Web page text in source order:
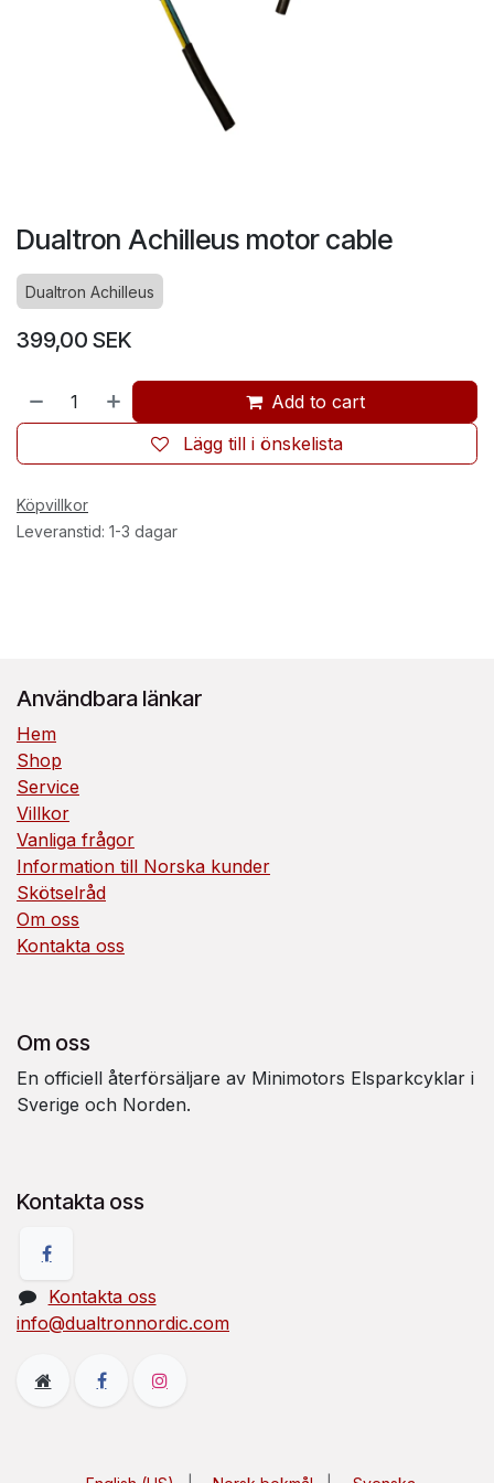
Dualtron Achilleus motor cable
Dualtron Achilleus
399,00 SEK
Add to cart
Lägg till i önskelista
Köpvillkor
Leveranstid: 1-3 dagar
Användbara länkar
Hem
Shop
Service
Villkor
Vanliga frågor
Information till Norska kunder
Skötselråd
Om oss
Kontakta oss
Om oss
En officiell återförsäljare av Minimotors Elsparkcyklar i
Sverige och Norden.
Kontakta oss
Kontakta oss
info@dualtronnordic.com